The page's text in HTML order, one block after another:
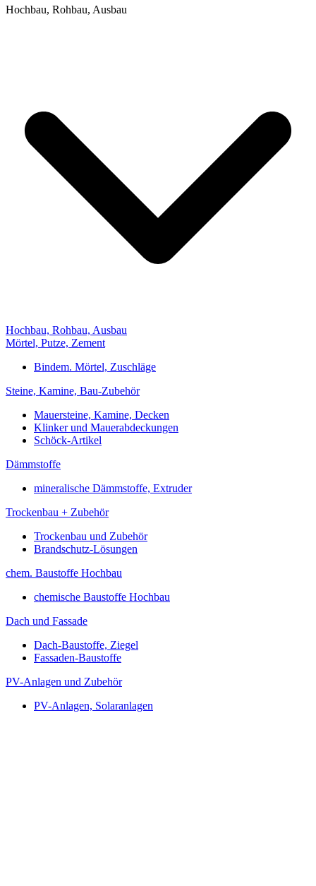
Hochbau, Rohbau, Ausbau
Hochbau, Rohbau, Ausbau
Mörtel, Putze, Zement
Bindem. Mörtel, Zuschläge
Steine, Kamine, Bau-Zubehör
Mauersteine, Kamine, Decken
Klinker und Mauerabdeckungen
Schöck-Artikel
Dämmstoffe
mineralische Dämmstoffe, Extruder
Trockenbau + Zubehör
Trockenbau und Zubehör
Brandschutz-Lösungen
chem. Baustoffe Hochbau
chemische Baustoffe Hochbau
Dach und Fassade
Dach-Baustoffe, Ziegel
Fassaden-Baustoffe
PV-Anlagen und Zubehör
PV-Anlagen, Solaranlagen